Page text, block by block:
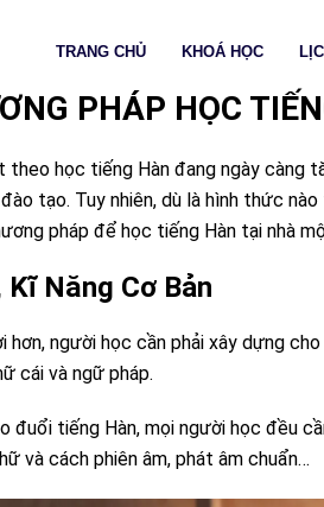
TRANG CHỦ KHOÁ HỌC
PHÁP HỌC
theo học tiếng Hàn đang ngày
tạo. Tuy nhiên, dù là hình thức
pháp để học tiếng Hàn tại nhà
Năng Cơ Bản
người học cần phải xây dựng
cái và ngữ pháp.
đuổi tiếng Hàn, mọi người học đều
và cách phiên âm, phát âm chuẩn…